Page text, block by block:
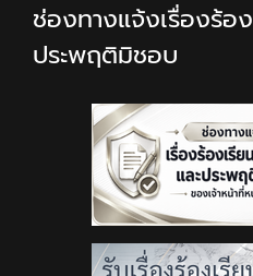
ช่องทางแจ้งเรื่องร้อ
ประพฤติมิชอบ